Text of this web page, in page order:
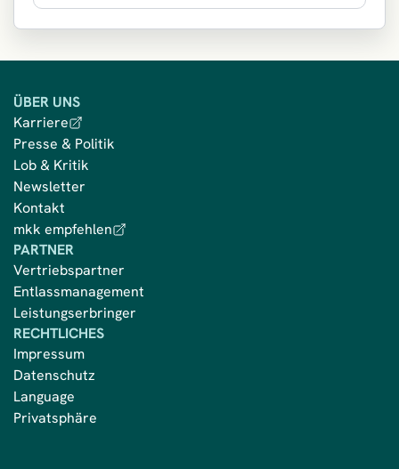
ÜBER UNS
Karriere
Presse & Politik
Lob & Kritik
Newsletter
Kontakt
mkk empfehlen
PARTNER
Vertriebspartner
Entlassmanagement
Leistungserbringer
RECHTLICHES
Impressum
Datenschutz
Language
Privatsphäre